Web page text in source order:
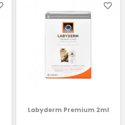
Labyderm Premium 2ml